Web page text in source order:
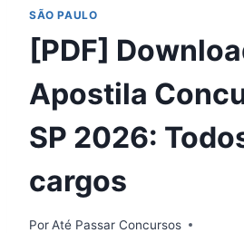
SÃO PAULO
[PDF]
Apostila
SP 2026:
cargos
PorAté Passar Concursos